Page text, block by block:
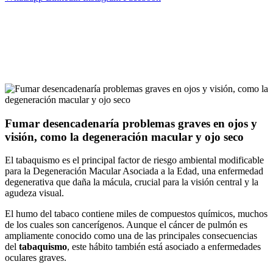
Fumar desencadenaría problemas graves en ojos y
visión, como la degeneración macular y ojo seco
El tabaquismo es el principal factor de riesgo ambiental modificable
para la Degeneración Macular Asociada a la Edad, una enfermedad
degenerativa que daña la mácula, crucial para la visión central y la
agudeza visual.
El humo del tabaco contiene miles de compuestos químicos, muchos
de los cuales son cancerígenos. Aunque el cáncer de pulmón es
ampliamente conocido como una de las principales consecuencias
del tabaquismo, este hábito también está asociado a enfermedades
oculares graves.